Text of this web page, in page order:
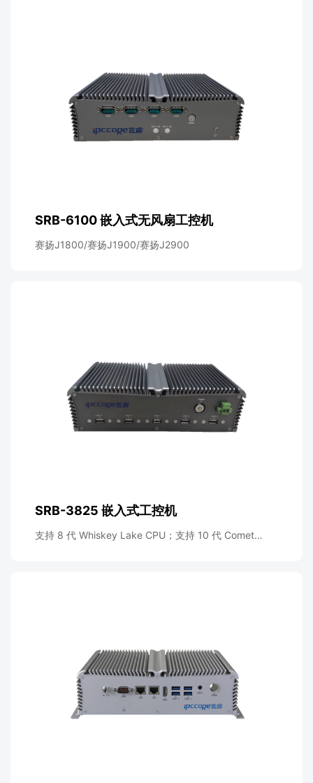
SRB-6100 嵌入式无风扇工控机
赛扬J1800/赛扬J1900/赛扬J2900
SRB-3825 嵌入式工控机
支持 8 代 Whiskey Lake CPU；支持 10 代 Comet